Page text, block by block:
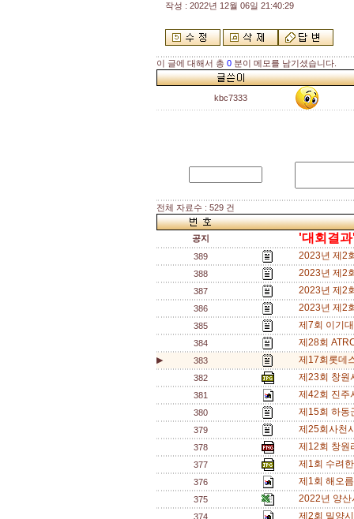
작성 : 2022년 12월 06일 21:40:29
이 글에 대해서 총 0 분이 메모를 남기셨습니다.
kbc7333
전체 자료수 : 529 건
공지 '대회결
389 2023년 제2
388 2023년 제2
387 2023년 제2
386 2023년 제2
385 제7회 이기
384 제28회
▶ 383 제17회롯데
382 제23회 창원
381 제42회 진주
380 제15회 하동
379 제25회사천
378 제12회 창원
377 제1회 수려
376 제1회 해오
375 2022년 양
374 제2회 밀양